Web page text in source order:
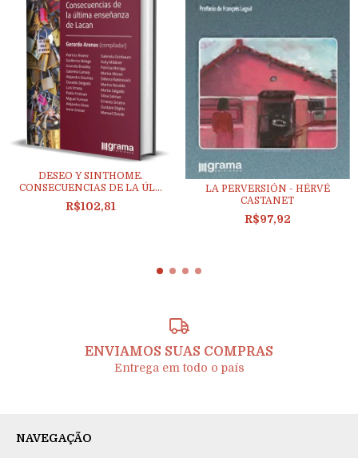
DESEO Y SINTHOME.
CONSECUENCIAS DE LA ÚL...
R$102,81
LA PERVERSIÓN - HÉRVÉ
CASTANET
R$97,92
ENVIAMOS SUAS COMPRAS
Entrega em todo o país
NAVEGAÇÃO